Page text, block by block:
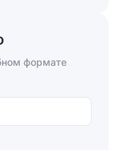
формате